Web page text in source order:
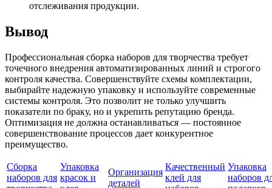
отслеживания продукции.
Вывод
Профессиональная сборка наборов для творчества требует
точечного внедрения автоматизированных линий и строгого
контроля качества. Совершенствуйте схемы комплектации,
выбирайте надежную упаковку и используйте современные
системы контроля. Это позволит не только улучшить
показатели по браку, но и укрепить репутацию бренда.
Оптимизация не должна останавливаться — постоянное
совершенствование процессов дает конкурентное
преимущество.
Сборка
наборов для
Упаковка
красок и
Организация
деталей
Качественный
клей для
Упаковка
наборов